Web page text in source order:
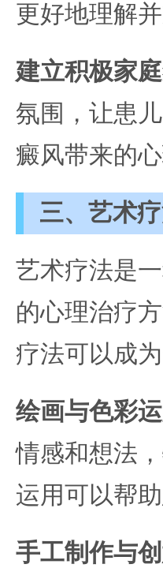
更好地理解
建立积极家
氛围，让患
癜风带来的心
三、艺术
艺术疗法是
的心理治疗
疗法可以成
绘画与色彩
情感和想法
运用可以帮
手工制作与